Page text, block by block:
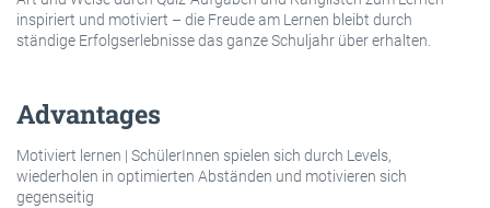
inspiriert und motiviert – die Freude am Lernen bleibt durch
ständige Erfolgserlebnisse das ganze Schuljahr über erhalten.
Advantages
Motiviert lernen | SchülerInnen spielen sich durch Levels,
wiederholen in optimierten Abständen und motivieren sich
gegenseitig